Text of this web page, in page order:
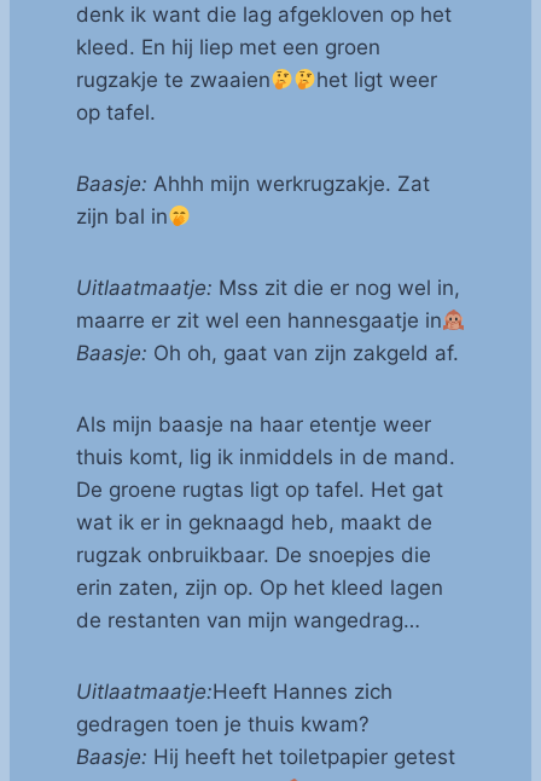
denk ik want die lag afgekloven op het
kleed. En hij liep met een groen
rugzakje te zwaaien
het ligt weer
op tafel.
Baasje: Ahhh mijn werkrugzakje. Zat
zijn bal in
Uitlaatmaatje: Mss zit die er nog wel in,
maarre er zit wel een hannesgaatje in
Baasje: Oh oh, gaat van zijn zakgeld af.
Als mijn baasje na haar etentje weer
thuis komt, lig ik inmiddels in de mand.
De groene rugtas ligt op tafel. Het gat
wat ik er in geknaagd heb, maakt de
rugzak onbruikbaar. De snoepjes die
erin zaten, zijn op. Op het kleed lagen
de restanten van mijn wangedrag…
Uitlaatmaatje:Heeft Hannes zich
gedragen toen je thuis kwam?
Baasje: Hij heeft het toiletpapier getest